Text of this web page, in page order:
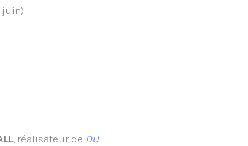
juin)
, réalisateur de DU